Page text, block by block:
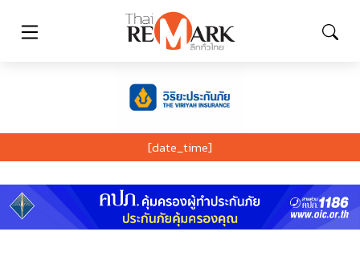
[date_time]